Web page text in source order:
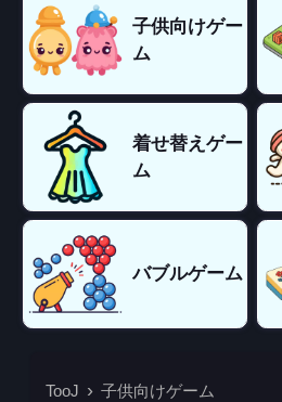
子供向けゲー
ム
着せ替えゲー
ム
バブルゲーム
TooJ
子供向けゲーム